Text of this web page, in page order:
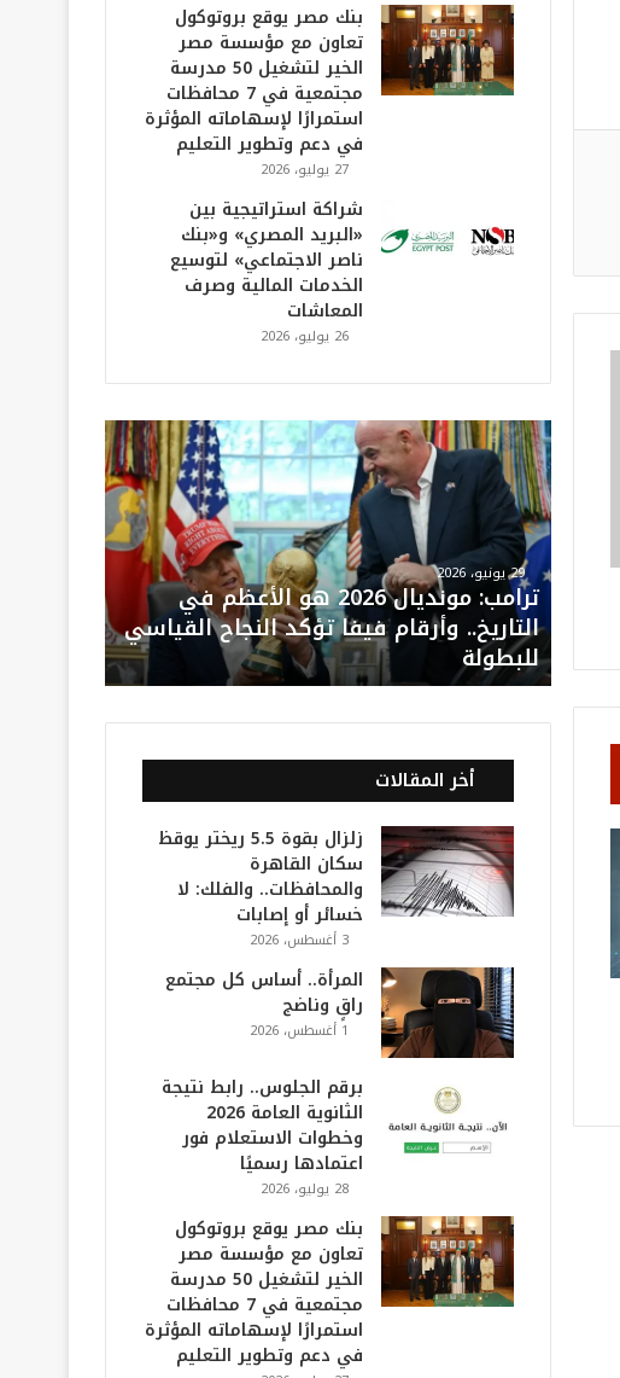
بنك مصر يوقع بروتوكول
تعاون مع مؤسسة مصر
الخير لتشغيل 50 مدرسة
مجتمعية في 7 محافظات
استمرارًا لإسهاماته المؤثرة
في دعم وتطوير التعليم
27 يوليو، 2026
شراكة استراتيجية بين
«البريد المصري» و«بنك
ناصر الاجتماعي» لتوسيع
الخدمات المالية وصرف
المعاشات
26 يوليو، 2026
ت
ر
ا
م
ب
:
م
ن
د
ي
29 يونيو، 2026
ترامب: مونديال 2026 هو الأعظم في
التاريخ.. وأرقام فيفا تؤكد النجاح القياسي
للبطولة
أخر المقالات
زلزال بقوة 5.5 ريختر يوقظ
سكان القاهرة
والمحافظات.. والفلك: لا
خسائر أو إصابات
3 أغسطس، 2026
المرأة.. أساس كل مجتمع
راقٍ وناضج
1 أغسطس، 2026
برقم الجلوس.. رابط نتيجة
الثانوية العامة 2026
وخطوات الاستعلام فور
اعتمادها رسميًا
28 يوليو، 2026
بنك مصر يوقع بروتوكول
تعاون مع مؤسسة مصر
الخير لتشغيل 50 مدرسة
مجتمعية في 7 محافظات
استمرارًا لإسهاماته المؤثرة
في دعم وتطوير التعليم